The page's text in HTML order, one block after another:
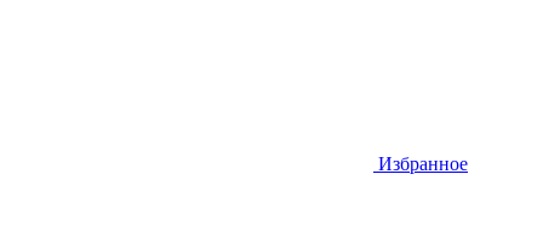
Избранное